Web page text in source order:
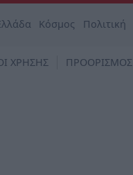
Κόσμος Πολιτική
ΧΡΗΣΗΣ ΠΡΟΟΡΙΣΜΟΣ